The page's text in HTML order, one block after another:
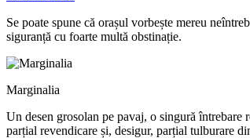
Se poate spune că orașul vorbește mereu
siguranță cu foarte multă obstinație.
Marginalia
Un desen grosolan pe pavaj, o singură întrebare
parțial revendicare și, desigur, parțial tulburare